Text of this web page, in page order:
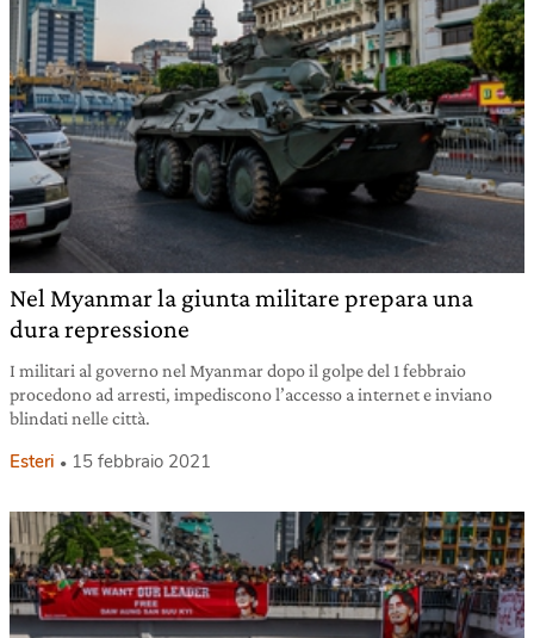
Nel Myanmar la giunta militare prepara una
dura repressione
I militari al governo nel Myanmar dopo il golpe del 1 febbraio
procedono ad arresti, impediscono l’accesso a internet e inviano
blindati nelle città.
Esteri 15 febbraio 2021